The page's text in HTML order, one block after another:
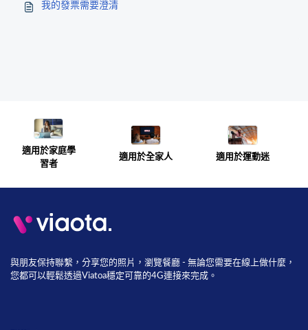
我的發票需要澄清
適用於家庭學
習者
適用於全家人 適用於運動迷
與朋友保持聯繫，分享您的照片，瀏覽餐廳 - 無論您需要在線上做什麼，
您都可以輕鬆透過Viatoa穩定可靠的4G連接來完成。